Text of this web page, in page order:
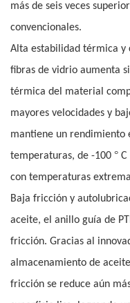
más de seis veces
convencionales.
Alta estabilidad térmica y
fibras de vidrio aumenta
térmica del material
mayores velocidades y
mantiene un rendimiento
temperaturas, de -100 ° C
con temperaturas
Baja fricción y
aceite, el anillo guía de
fricción. Gracias al
almacenamiento de
fricción se reduce aún